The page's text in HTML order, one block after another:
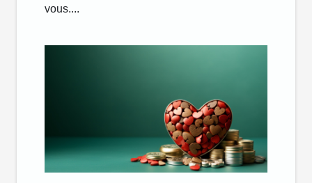
vous....